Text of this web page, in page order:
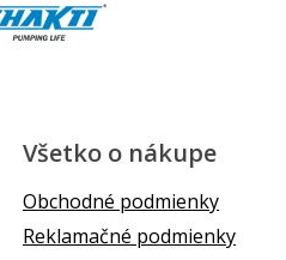
Všetko o nákupe
Obchodné podmienky
Reklamačné podmienky